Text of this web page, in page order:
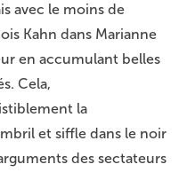
avec le moins de
Kahn dans Marianne
en accumulant belles
Cela,
la
et siffle dans le noir
des sectateurs